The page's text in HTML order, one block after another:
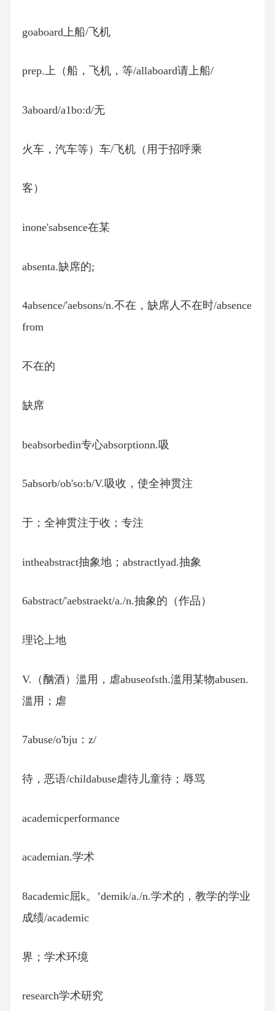
goaboard上船/飞机
prep.上（船，飞机，等/allaboard请上船/
3aboard/a1bo:d/无
火车，汽车等）车/飞机（用于招呼乘
客）
inone'sabsence在某
absenta.缺席的;
4absence/'aebsons/n.不在，缺席人不在时/absence
from
不在的
缺席
beabsorbedin专心absorptionn.吸
5absorb/ob'so:b/V.吸收，使全神贯注
于；全神贯注于收；专注
intheabstract抽象地；abstractlyad.抽象
6abstract/'aebstraekt/a./n.抽象的（作品）
理论上地
V.（酗酒）滥用，虐abuseofsth.滥用某物abusen.
滥用；虐
7abuse/o'bju：z/
待，恶语/childabuse虐待儿童待；辱骂
academicperformance
academian.学术
8academic屈k。’demik/a./n.学术的，教学的学业
成绩/academic
界；学术环境
research学术研究